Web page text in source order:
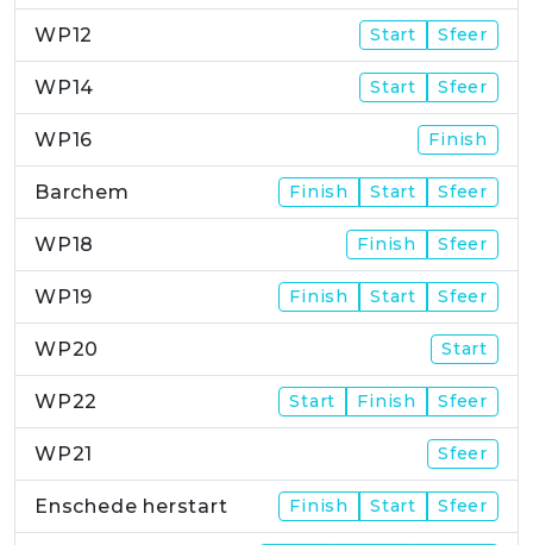
WP12 Start Sfeer
WP14 Start Sfeer
WP16 Finish
Barchem Finish Start Sfeer
WP18 Finish Sfeer
WP19 Finish Start Sfeer
WP20 Start
WP22 Start Finish Sfeer
WP21 Sfeer
Enschede herstart Finish Start Sfeer